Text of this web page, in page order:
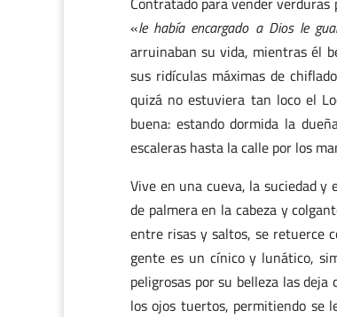
«le había encargado a Dios le
arruinaban su vida, mientras él
sus ridículas máximas de
quizá no estuviera tan loco el
buena: estando dormida la
escaleras hasta la calle por los
Vive en una cueva, la suciedad y
de palmera en la cabeza y
entre risas y saltos, se retuerce
gente es un cínico y lunático,
peligrosas por su belleza las
los ojos tuertos, permitiendo se